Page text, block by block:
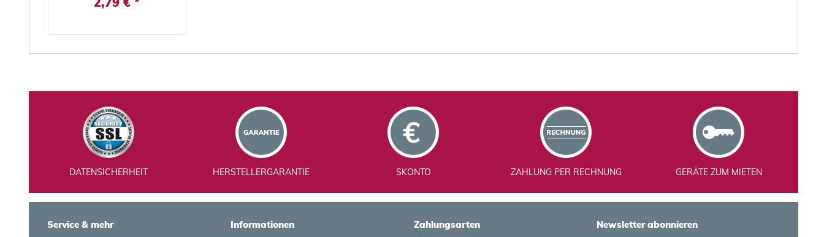
DATENSICHERHEIT HERSTELLERGARANTIE SKONTO ZAHLUNG PER RECHNUNG GERÄTE ZUM MIETEN
Service & mehr Informationen Zahlungsarten Newsletter abonnieren